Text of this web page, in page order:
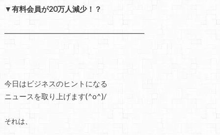
▼有料会員が20万人減少！？
━━━━━━━━━━━━━━━━━━━
今日はビジネスのヒントになる
ニュースを取り上げます(^o^)/
それは、